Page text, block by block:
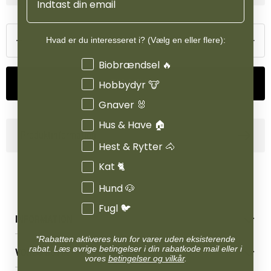
nederste del af cooleren er dækket af behageligt og let
netmateriale.
Tilføj til kurv
Produktinformation
INFORMATION
Betingelser & vilkår
Reklamations- & fortrydelsesret
VORES BUTIK
Hvad er du interesseret i? (Vælg en eller flere):
Interesser
Biobrændsel 🔥
Hobbydyr 🐮
Gnaver 🐰
Hus & Have 🏠
Hest & Rytter 🐴
Kat 🐈
Hund 🐶
Fugl 🐦
*Rabatten aktiveres kun for varer uden eksisterende
rabat. Læs øvrige betingelser i din rabatkode mail eller i
vores betingelser og vilkår.